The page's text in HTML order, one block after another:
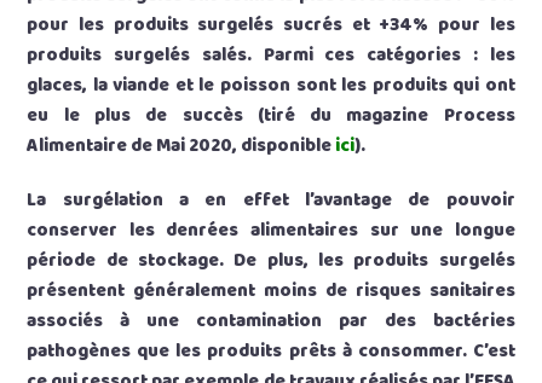
pour les produits surgelés sucrés et +34% pour les
produits surgelés salés. Parmi ces catégories : les
glaces, la viande et le poisson sont les produits qui ont
eu le plus de succès (tiré du magazine Process
Alimentaire de Mai 2020, disponibleici).
La surgélation a en effet l’avantage de pouvoir
conserver les denrées alimentaires sur une longue
période de stockage. De plus, les produits surgelés
présentent généralement moins de risques sanitaires
associés à une contamination par des bactéries
pathogènes que les produits prêts à consommer. C’est